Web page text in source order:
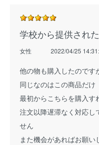
学校から提供され
女性 2022/04/25
他の物も購入したのです
同じなのはこの商品だけ
最初からこちらを購入す
注文以降遅滞なく対応し
せん
また機会があればお願い